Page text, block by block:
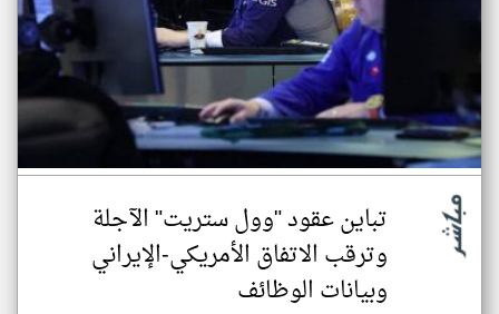
تباين عقود "وول ستريت" الآجلة
وترقب الاتفاق الأمريكي-الإيراني
وبيانات الوظائف